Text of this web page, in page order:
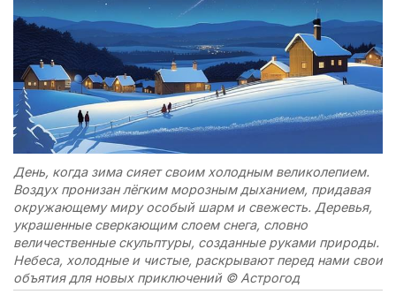
День, когда зима сияет своим холодным великолепием.
Воздух пронизан лёгким морозным дыханием, придавая
окружающему миру особый шарм и свежесть. Деревья,
украшенные сверкающим слоем снега, словно
величественные скульптуры, созданные руками природы.
Небеса, холодные и чистые, раскрывают перед нами свои
объятия для новых приключений © Астрогод